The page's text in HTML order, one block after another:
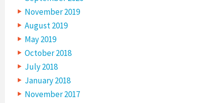
November 2019
August 2019
May 2019
October 2018
July 2018
January 2018
November 2017